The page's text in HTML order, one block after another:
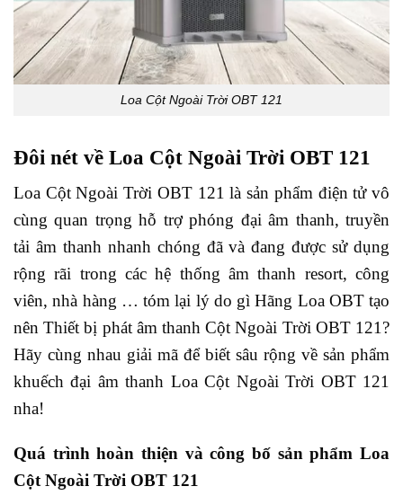
Loa Cột Ngoài Trời OBT 121
Đôi nét về Loa Cột Ngoài Trời OBT 121
Loa Cột Ngoài Trời OBT 121 là sản phẩm điện tử vô
cùng quan trọng hỗ trợ phóng đại âm thanh, truyền
tải âm thanh nhanh chóng đã và đang được sử dụng
rộng rãi trong các hệ thống âm thanh resort, công
viên, nhà hàng … tóm lại lý do gì Hãng Loa OBT tạo
nên Thiết bị phát âm thanh Cột Ngoài Trời OBT 121?
Hãy cùng nhau giải mã để biết sâu rộng về sản phẩm
khuếch đại âm thanh Loa Cột Ngoài Trời OBT 121
nha!
Quá trình hoàn thiện và công bố sản phẩm Loa
Cột Ngoài Trời OBT 121